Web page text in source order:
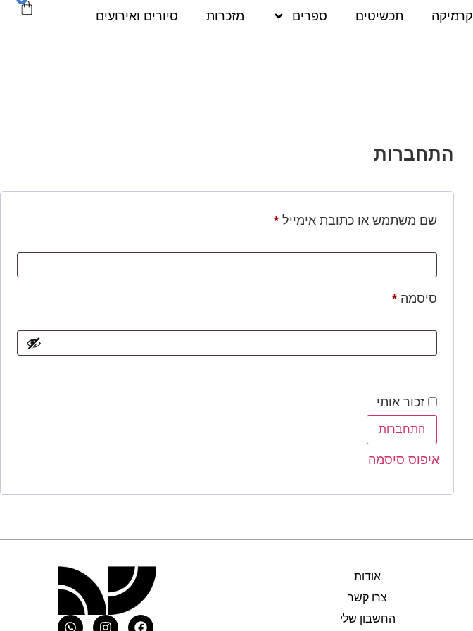
קרמיקה תכשיטים ספרים מזכרות סיורים ואירועים
התחברות
שם משתמש או כתובת אימייל *
סיסמה *
זכור אותי
התחברות
איפוס סיסמה
אודות
צרו קשר
החשבון שלי